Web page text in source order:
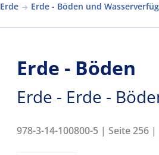
Erde Erde - Böden und
Erde - Böden
Erde - Erde -
978-3-14-100800-5 | Seite 256